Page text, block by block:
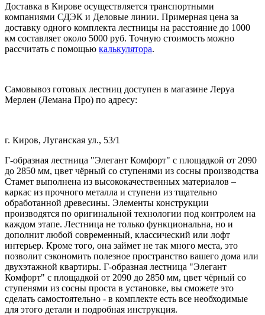
Доставка в Кирове осуществляется транспортными
компаниями СДЭК и Деловые линии. Примерная цена за
доставку одного комплекта лестницы на расстояние до 1000
км составляет около 5000 руб. Точную стоимость можно
рассчитать с помощью калькулятора.
Самовывоз готовых лестниц доступен в магазине Леруа
Мерлен (Лемана Про) по адресу:
г. Киров, Луганская ул., 53/1
Г-образная лестница "Элегант Комфорт" с площадкой от 2090
до 2850 мм, цвет чёрный со ступенями из сосны производства
Стамет выполнена из высококачественных материалов –
каркас из прочного металла и ступени из тщательно
обработанной древесины. Элементы конструкции
производятся по оригинальной технологии под контролем на
каждом этапе. Лестница не только функциональна, но и
дополнит любой современный, классический или лофт
интерьер. Кроме того, она займет не так много места, это
позволит сэкономить полезное пространство вашего дома или
двухэтажной квартиры. Г-образная лестница "Элегант
Комфорт" с площадкой от 2090 до 2850 мм, цвет чёрный со
ступенями из сосны проста в установке, вы сможете это
сделать самостоятельно - в комплекте есть все необходимые
для этого детали и подробная инструкция.